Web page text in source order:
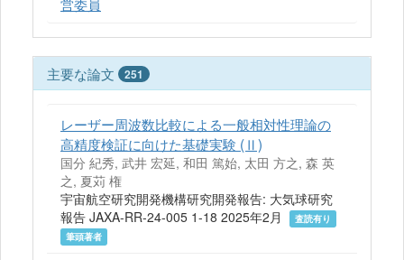
主要な論文 251
レーザー周波数比較による一般相対性理論の
高精度検証に向けた基礎実験 (Ⅱ)
国分 紀秀, 武井 宏延, 和田 篤始, 太田 方之, 森 英
之, 夏苅 権
宇宙航空研究開発機構研究開発報告: 大気球研究
報告 JAXA-RR-24-005 1-18 2025年2月
査読有り
筆頭著者